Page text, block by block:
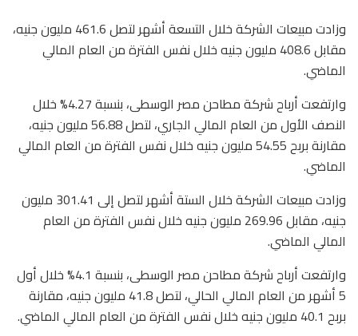
وزادت مبيعات الشركة خلال التسعة أشهر لتصل 461.6 مليون جنيه،
مقابل 408.6 مليون جنيه خلال نفس الفترة من العام المالي
الماضي.
وارتفعت أرباح شركة مطاحن مصر الوسطى، بنسبة 4.27% خلال
النصف الأول من العام المالي الجاري، لتصل 56.88 مليون جنيه،
مقارنة بربح 54.55 مليون جنيه خلال نفس الفترة من العام المالي
الماضي.
وزادت مبيعات الشركة خلال الستة أشهر لتصل إلى 301.41 مليون
جنيه، مقابل 269.96 مليون جنيه خلال نفس الفترة من العام
المالي الماضي.
وارتفعت أرباح شركة مطاحن مصر الوسطى، بنسبة 4.1% خلال أول
5 أشهر من العام المالي الحالي، لتصل 41.8 مليون جنيه، مقارنة
بربح 40.1 مليون جنيه خلال نفس الفترة من العام المالي الماضي.